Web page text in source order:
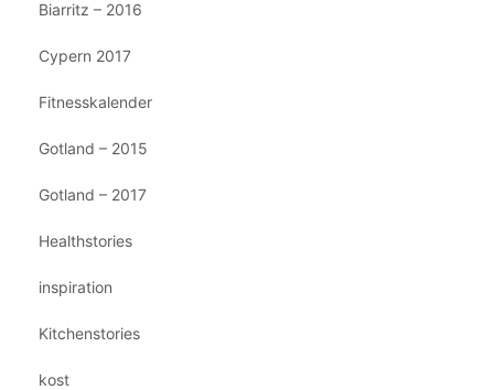
Biarritz – 2016
Cypern 2017
Fitnesskalender
Gotland – 2015
Gotland – 2017
Healthstories
inspiration
Kitchenstories
kost